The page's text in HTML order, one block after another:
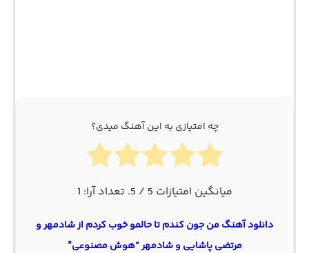
چه امتیازی به این آهنگ میدی؟
میانگین امتیازات 5 / 5. تعداد آرا: 1
دانلود آهنگ من جون کندم تا حالمو خوب کردم از شادمهر و
مرتضی پاشایی و شادمهر “هوش مصنوعی”